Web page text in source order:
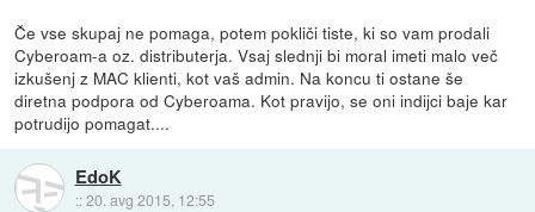
Če vse skupaj ne pomaga, potem pokliči tiste, ki so vam prodali
Cyberoam-a oz. distributerja. Vsaj slednji bi moral imeti malo več
izkušenj z MAC klienti, kot vaš admin. Na koncu ti ostane še
diretna podpora od Cyberoama. Kot pravijo, se oni indijci baje kar
potrudijo pomagat....
EdoK
::20. avg 2015, 12:55